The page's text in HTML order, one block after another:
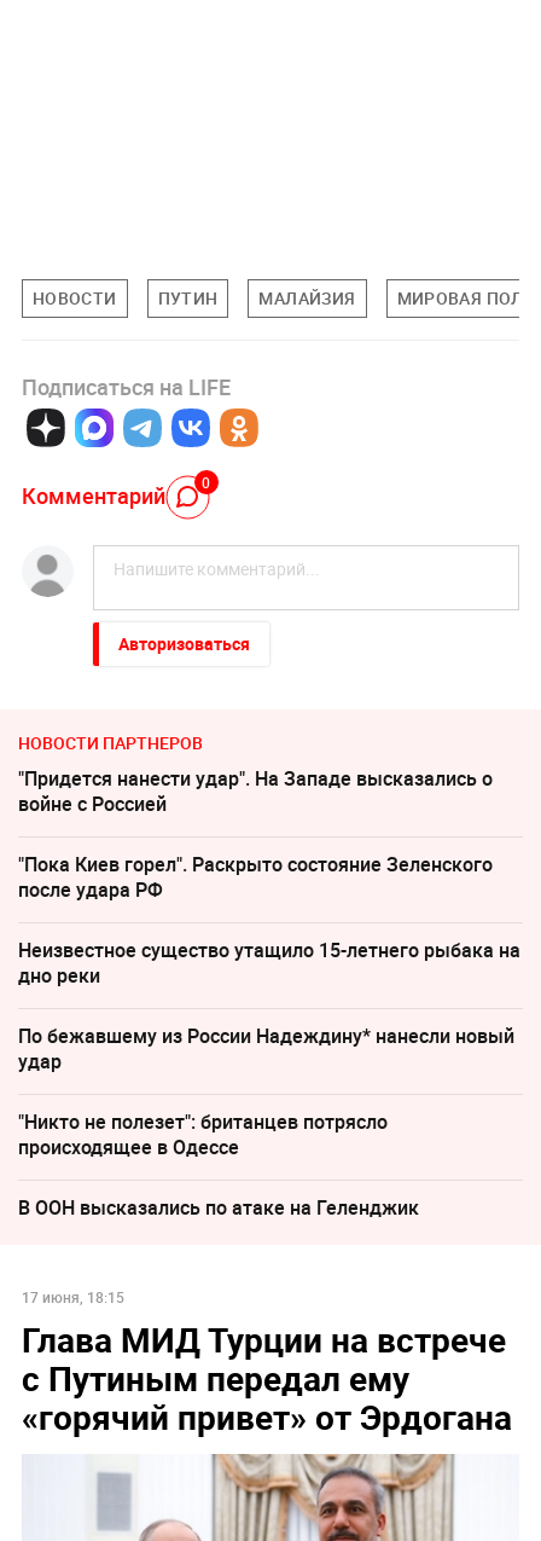
НОВОСТИ ПУТИН МАЛАЙЗИЯ МИРОВАЯ
Подписаться на LIFE
Комментарий 0
Авторизоваться
НОВОСТИ ПАРТНЕРОВ
"Придется нанести удар". На Западе высказались о
войне с Россией
"Пока Киев горел". Раскрыто состояние Зеленского
после удара РФ
Неизвестное существо утащило 15-летнего рыбака на
дно реки
По бежавшему из России Надеждину* нанесли новый
удар
"Никто не полезет": британцев потрясло
происходящее в Одессе
В ООН высказались по атаке на Геленджик
17 июня, 18:15
Глава МИД Турции на встрече
с Путиным передал ему
«горячий привет» от Эрдогана